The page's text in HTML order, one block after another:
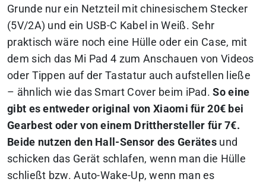
Grunde nur ein Netzteil mit chinesischem Stecker
(5V/2A) und ein USB-C Kabel in Weiß. Sehr
praktisch wäre noch eine Hülle oder ein Case, mit
dem sich das Mi Pad 4 zum Anschauen von Videos
oder Tippen auf der Tastatur auch aufstellen ließe
– ähnlich wie das Smart Cover beim iPad.So eine
gibt es entweder original von Xiaomi für 20€ bei
Gearbest oder von einem Dritthersteller für 7€.
Beide nutzen den Hall-Sensor des Gerätes und
schicken das Gerät schlafen, wenn man die Hülle
schließt bzw. Auto-Wake-Up, wenn man es